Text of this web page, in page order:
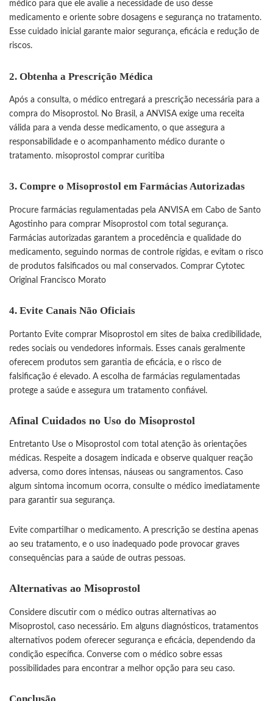
médico para que ele avalie a necessidade de uso desse
medicamento e oriente sobre dosagens e segurança no tratamento.
Esse cuidado inicial garante maior segurança, eficácia e redução de
riscos.
2. Obtenha a Prescrição Médica
Após a consulta, o médico entregará a prescrição necessária para a
compra do Misoprostol. No Brasil, a ANVISA exige uma receita
válida para a venda desse medicamento, o que assegura a
responsabilidade e o acompanhamento médico durante o
tratamento. misoprostol comprar curitiba
3. Compre o Misoprostol em Farmácias Autorizadas
Procure farmácias regulamentadas pela ANVISA em Cabo de Santo
Agostinho para comprar Misoprostol com total segurança.
Farmácias autorizadas garantem a procedência e qualidade do
medicamento, seguindo normas de controle rígidas, e evitam o risco
de produtos falsificados ou mal conservados. Comprar Cytotec
Original Francisco Morato
4. Evite Canais Não Oficiais
Portanto Evite comprar Misoprostol em sites de baixa credibilidade,
redes sociais ou vendedores informais. Esses canais geralmente
oferecem produtos sem garantia de eficácia, e o risco de
falsificação é elevado. A escolha de farmácias regulamentadas
protege a saúde e assegura um tratamento confiável.
Afinal Cuidados no Uso do Misoprostol
Entretanto Use o Misoprostol com total atenção às orientações
médicas. Respeite a dosagem indicada e observe qualquer reação
adversa, como dores intensas, náuseas ou sangramentos. Caso
algum sintoma incomum ocorra, consulte o médico imediatamente
para garantir sua segurança.
Evite compartilhar o medicamento. A prescrição se destina apenas
ao seu tratamento, e o uso inadequado pode provocar graves
consequências para a saúde de outras pessoas.
Alternativas ao Misoprostol
Considere discutir com o médico outras alternativas ao
Misoprostol, caso necessário. Em alguns diagnósticos, tratamentos
alternativos podem oferecer segurança e eficácia, dependendo da
condição específica. Converse com o médico sobre essas
possibilidades para encontrar a melhor opção para seu caso.